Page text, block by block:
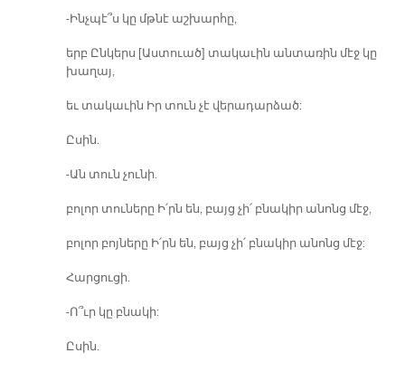
-Ինչպէ՞ս կը մթնէ աշխարհը,
երբ Ընկերս [Աստուած] տակաւին անտառին մէջ կը
խաղայ,
եւ տակաւին Իր տուն չէ վերադարձած:
Ըսին.
-Ան տուն չունի.
բոլոր տուները Ի՛րն են, բայց չի՛ բնակիր անոնց մէջ,
բոլոր բոյները Ի՛րն են, բայց չի՛ բնակիր անոնց մէջ:
Հարցուցի.
-Ո՞ւր կը բնակի:
Ըսին.